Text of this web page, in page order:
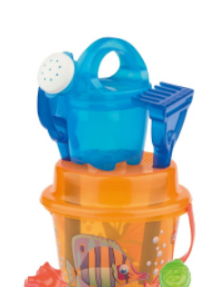
Kreveci, ljuljaške i ležaljke
Kadice, noše i adapteri
Hranilice, flašice i cucle
Monitori, Ogradice i tricikli
Posteljine, vrećice i baldahini